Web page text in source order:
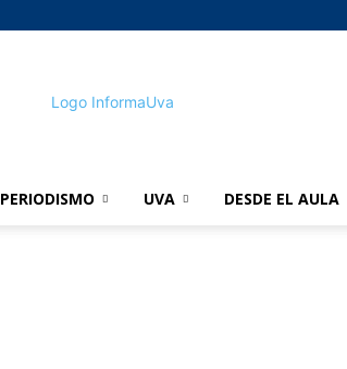
PERIODISMO UVA DESDE EL AULA